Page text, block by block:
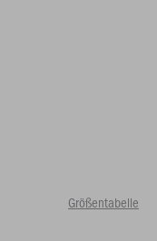
Größentabelle